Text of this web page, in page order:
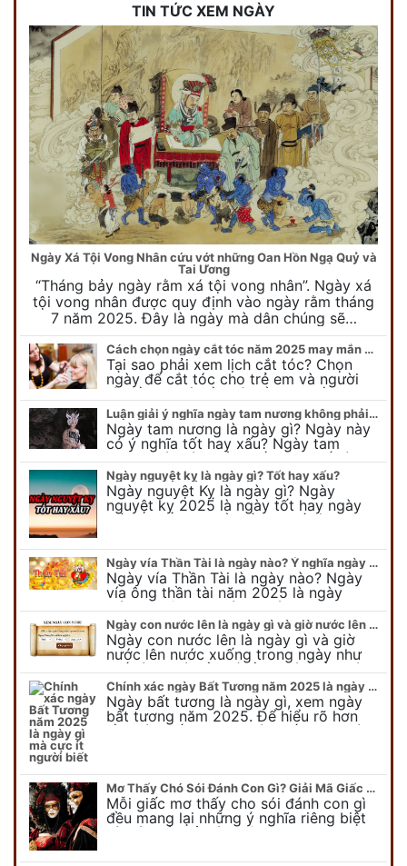
TIN TỨC XEM NGÀY
Ngày Xá Tội Vong Nhân cứu vớt những Oan Hồn Ngạ Quỷ và
Tai Ương
“Tháng bảy ngày rằm xá tội vong nhân”. Ngày xá
tội vong nhân được quy định vào ngày rằm tháng
7 năm 2025. Đây là ngày mà dân chúng sẽ…
Cách chọn ngày cắt tóc năm 2025 may mắn cho cả trẻ em và người lớn
Tại sao phải xem lịch cắt tóc? Chọn
ngày để cắt tóc cho trẻ em và người
lớn cần lưu ý điều gì để gặp nhiều may
mắn ? Khi…
Luận giải ý nghĩa ngày tam nương không phải ai cũng biết
Ngày tam nương là ngày gì? Ngày này
có ý nghĩa tốt hay xấu? Ngày tam
nương sát có nguồn gốc như thế nào?
Cần kiêng kỵ điều gì khi…
Ngày nguyệt kỵ là ngày gì? Tốt hay xấu?
Ngày nguyệt Kỵ là ngày gì? Ngày
nguyệt kỵ 2025 là ngày tốt hay ngày
xấu, xem ngay để biết chi tiết ý nghĩa
Ngày vía Thần Tài là ngày nào? Ý nghĩa ngày vía Thần Tài năm 2025
Ngày vía Thần Tài là ngày nào? Ngày
vía ông thần tài năm 2025 là ngày
mùng 10 âm lịch hàng tháng. Tại sao
trong ngày này, tất cả mọi…
Ngày con nước lên là ngày gì và giờ nước lên nước xuống trong ngày?
Ngày con nước lên là ngày gì và giờ
nước lên nước xuống trong ngày như
thế nào? Có điều gì cần chú ý về ngày
con nước lên? Đừng…
Chính xác ngày Bất Tương năm 2025 là ngày gì mà cực ít người biết
Ngày bất tương là ngày gì, xem ngày
bất tương năm 2025. Để hiểu rõ hơn
về ngày bất tương, ngày bất tương là
Mơ Thấy Chó Sói Đánh Con Gì? Giải Mã Giấc Mơ Bí Ẩn
Mỗi giấc mơ thấy cho sói đánh con gì
đều mang lại những ý nghĩa riêng biệt
và có thể phản ánh tâm trạng, suy nghĩ